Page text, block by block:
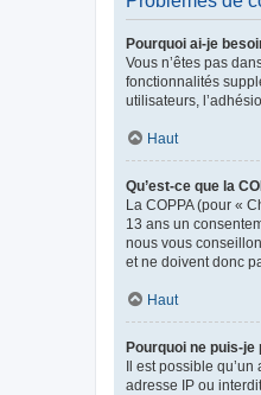
Pourquoi ai-je
Vous n’êtes pas
fonctionnalités
utilisateurs,
Haut
Qu’est-ce que la
La COPPA (pour «
13 ans un
nous vous
et ne doivent donc
Haut
Pourquoi ne puis-je
Il est possible
adresse IP ou